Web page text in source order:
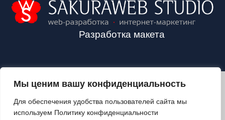
Мы ценим вашу конфиденциальность
Для обеспечения удобства пользователей сайта мы
используем Политику конфиденциальности
Разработка макета
2024©VALOZHIN.BY - НОВОСТИ ВОЛОЖИНСКОГО РАЙОНА